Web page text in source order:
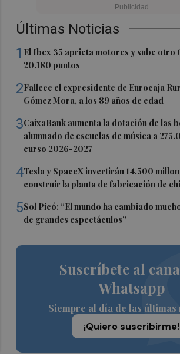
Últimas Noticias
1 El Ibex 35 aprieta motores y sube otro
20.180 puntos
2Fallece el expresidente de Eurocaja
Gómez Mora, a los 89 años de edad
3CaixaBank aumenta la dotación de las
alumnado de escuelas de música a
curso 2026-2027
4Tesla y SpaceX invertirán 14.500
construir la planta de fabricación de
5Sol Picó: “El mundo ha cambiado
de grandes espectáculos”
Suscríbete al
Whatsapp
Siempre al día de las
¡Quiero suscribirme!